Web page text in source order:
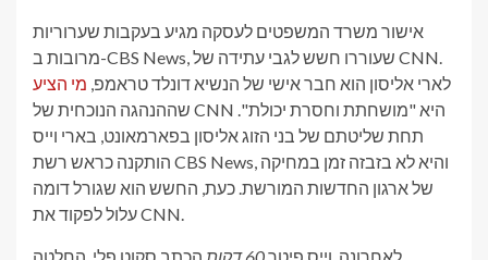
אישור משרד המשפטים לעסקה מגיע בעקבות שערוריות
מרובות ב-CBS News, שעוררו חשש לגבי עתידה של CNN.
לארי אליסון הוא חבר אישי של הנשיא דונלד טראמפ, מי הציע
שההנהגה הנוכחית של CNN היא "מושחתת וחסרת יכולת".
תחת שליטתם של בני הזוג אליסון בפארמאונט, בארי וייס
הותקנה כראש רשת CBS News, והיא לא בזבזה זמן במחיקה
של ארגון החדשות המורשת. כעת, החשש הוא שגורל דומה
עלול לפקוד את CNN.